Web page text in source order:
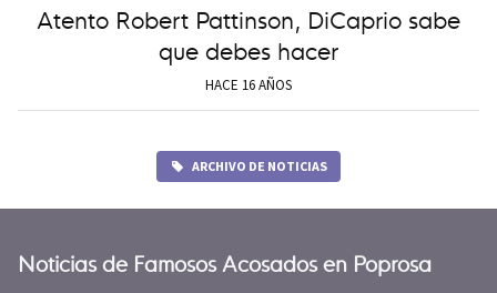
Atento Robert Pattinson, DiCaprio sabe
que debes hacer
HACE 16 AÑOS
ARCHIVO DE NOTICIAS
Noticias de Famosos Acosados en Poprosa